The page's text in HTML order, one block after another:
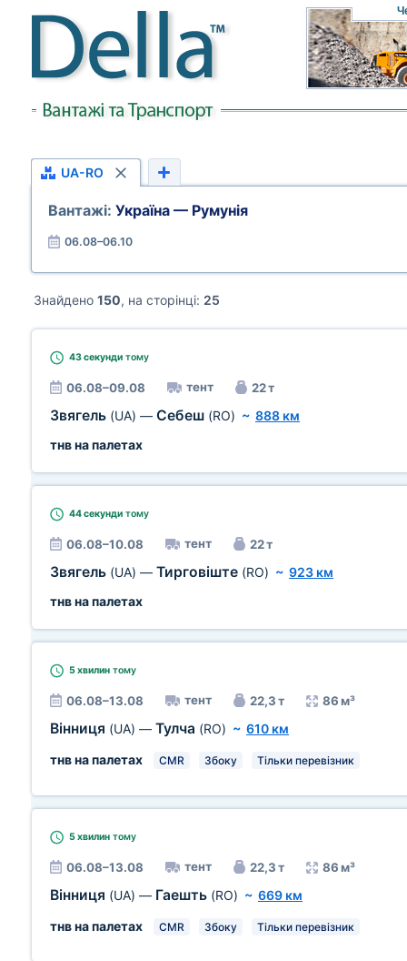
UA-RO
Вантажі: Україна — Румунія
06.08–06.10
Знайдено 150, на сторінці: 25
43 секунди тому
06.08–09.08 тент 22 т
Звягель (UA) — Себеш (RO) ~ 888 км
тнв на палетах
44 секунди тому
06.08–10.08 тент 22 т
Звягель (UA) — Тирговіште (RO) ~ 923 км
тнв на палетах
5 хвилин тому
06.08–13.08 тент 22,3 т 86 м³
Вінниця (UA) — Тулча (RO) ~ 610 км
тнв на палетах
CMR Збоку Тільки перевізник
5 хвилин тому
06.08–13.08 тент 22,3 т 86 м³
Вінниця (UA) — Гаешть (RO) ~ 669 км
тнв на палетах
CMR Збоку Тільки перевізник